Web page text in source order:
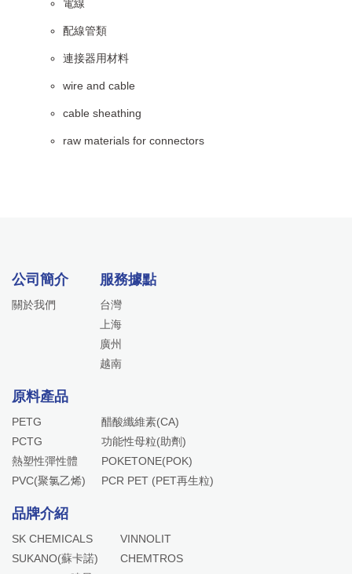
電線
配線管類
連接器用材料
wire and cable
cable sheathing
raw materials for connectors
公司簡介
關於我們
服務據點
台灣
上海
廣州
越南
原料產品
PETG
PCTG
熱塑性彈性體
PVC(聚氯乙烯)
醋酸纖維素(CA)
功能性母粒(助劑)
POKETONE(POK)
PCR PET (PET再生粒)
品牌介紹
SK CHEMICALS
SUKANO(蘇卡諾)
VINNOLIT
CHEMTROS